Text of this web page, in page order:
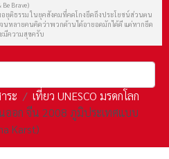
Brave)
ยุติธรรม ในยุคสังคมที่คดโกงยึดถึงประโยชน์ส่วนตน
หลายคนคิดว่าพวกด้านได้อายอดมักได้ดี แต่หากยึด
มีความสุขครับ
ระ
เที่ยว UNESCO มรดกโลก
ออก จีน 2008 ภูมิประเทศแบบ
Karst)